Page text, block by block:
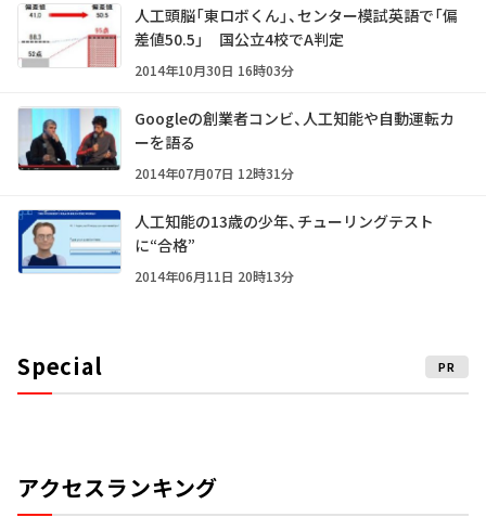
人工頭脳「東ロボくん」、センター模試英語で「偏
差値50.5」 国公立4校でA判定
2014年10月30日 16時03分
Googleの創業者コンビ、人工知能や自動運転カ
ーを語る
2014年07月07日 12時31分
人工知能の13歳の少年、チューリングテスト
に“合格”
2014年06月11日 20時13分
Special PR
アクセスランキング